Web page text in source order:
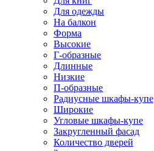
Для одежды
На балкон
Форма
Высокие
Г-образные
Длинные
Низкие
П-образные
Радиусные шкафы-купе
Широкие
Угловые шкафы-купе
Закругленный фасад
Количество дверей